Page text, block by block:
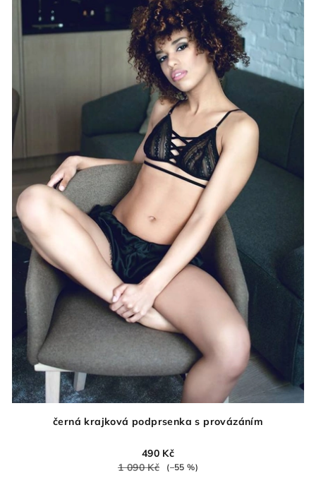
černá krajková podprsenka s provázáním
490 Kč
1 090 Kč
(–55 %)